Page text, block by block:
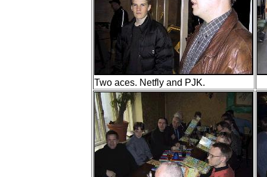
Two aces. Netfly and PJK.